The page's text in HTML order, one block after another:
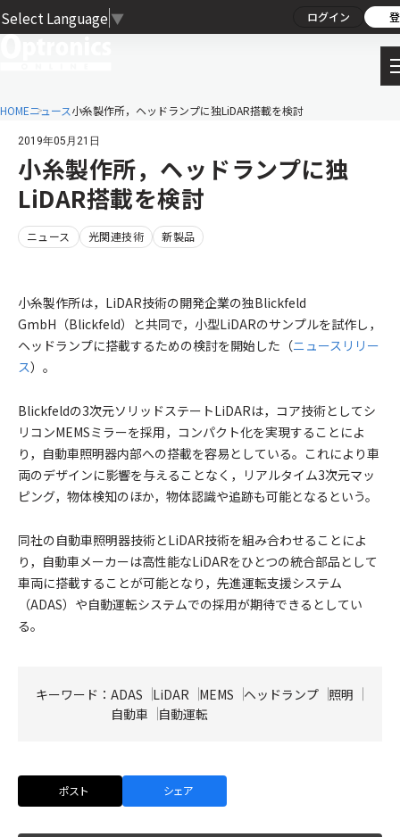
Select Language ▼ ログイン
HOMEニュース小糸製作所，ヘッドランプに独LiDAR搭載を検討
2019年05月21日
小糸製作所，ヘッドランプに独
LiDAR搭載を検討
ニュース 光関連技術 新製品
小糸製作所は，LiDAR技術の開発企業の独Blickfeld
GmbH（Blickfeld）と共同で，小型LiDARのサンプルを試作し，
ヘッドランプに搭載するための検討を開始した（ニュースリリー
ス）。
Blickfeldの3次元ソリッドステートLiDARは，コア技術としてシ
リコンMEMSミラーを採用，コンパクト化を実現することによ
り，自動車照明器内部への搭載を容易としている。これにより車
両のデザインに影響を与えることなく，リアルタイム3次元マッ
ピング，物体検知のほか，物体認識や追跡も可能となるという。
同社の自動車照明器技術とLiDAR技術を組み合わせることによ
り，自動車メーカーは高性能なLiDARをひとつの統合部品として
車両に搭載することが可能となり，先進運転支援システム
（ADAS）や自動運転システムでの採用が期待できるとしてい
る。
キーワード： ADAS LiDAR MEMS ヘッドランプ 照明
自動車
自動運転
ポスト シェア